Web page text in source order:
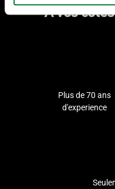
A vos
Plus de 70 ans
d'experience